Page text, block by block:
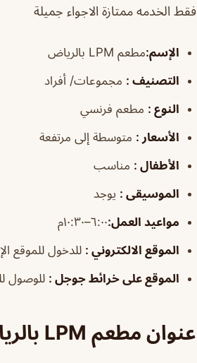
فقط الخدمه ممتازة الاجواء جميلة
الإسم:مطعم LPM بالرياض
التصنيف : مجموعات/ أفراد
النوع : مطعم فرنسي
الأسعار : متوسطة إلى مرتفعة
الأطفال : مناسب
الموسيقى : يوجد
مواعيد العمل:٦:٠٠–١٠:٣٠م
الموقع الالكتروني : للدخول للموقع
الموقع على خرائط جوجل : للوصول
عنوان مطعم LPM بالرياض